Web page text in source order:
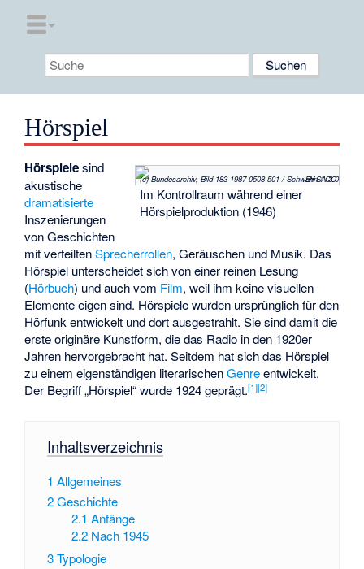
Hörspiel
(c) Bundesarchiv, Bild 183-1987-0508-501 / Schwahn / CC-BY-SA 3.0
Im Kontrollraum während einer
Hörspielproduktion (1946)
Hörspielesind
akustische
dramatisierte
Inszenierungen
von Geschichten
mit verteiltenSprecherrollen, Geräuschen und Musik. Das
Hörspiel unterscheidet sich von einer reinen Lesung
(Hörbuch) und auch vom Film, weil ihm keine visuellen
Elemente eigen sind. Hörspiele wurden ursprünglich für den
Hörfunk entwickelt und dort ausgestrahlt. Sie sind damit die
erste originäre Kunstform, die das Radio in den 1920er
Jahren hervorgebracht hat. Seitdem hat sich das Hörspiel
zu einem eigenständigen literarischenGenreentwickelt.
Der Begriff „Hörspiel“ wurde 1924 geprägt.[1][2]
Inhaltsverzeichnis
1 Allgemeines
2Geschichte
2.1 Anfänge
2.2 Nach 1945
3Typologie